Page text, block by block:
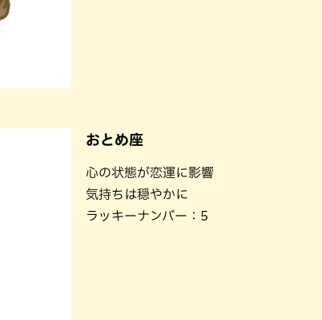
おとめ座
心の状態が恋運に影響
気持ちは穏やかに
ラッキーナンバー：5